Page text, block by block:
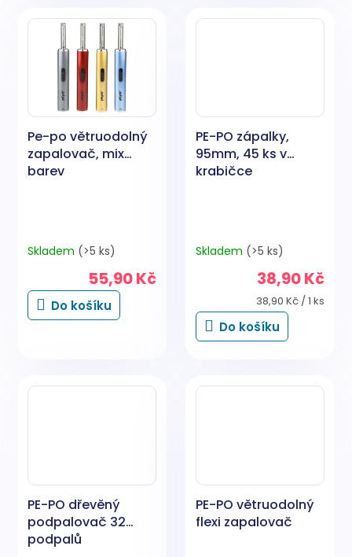
Pe-po větruodolný
zapalovač, mix
barev
Skladem (>5 ks)
55,90 Kč
Do košíku
PE-PO zápalky,
95mm, 45 ks v
krabičce
Skladem (>5 ks)
38,90 Kč
Měrná
cena:
38,90 Kč / 1 ks
Do košíku
PE-PO dřevěný
podpalovač 32
podpalů
PE-PO větruodolný
flexi zapalovač